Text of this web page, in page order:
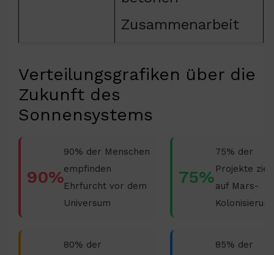
Zusammenarbeit
Verteilungsgrafiken über die
Zukunft des
Sonnensystems
90%
90% der Menschen
empfinden
Ehrfurcht vor dem
Universum
75%
75% der
Projekte
auf Mars-
Kolonisierung
80% der
85% der